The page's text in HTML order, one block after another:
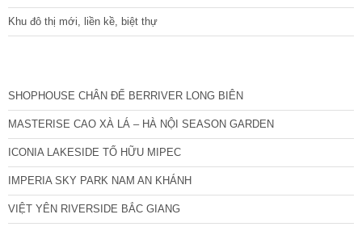
Khu đô thị mới, liền kề, biệt thự
SHOPHOUSE CHÂN ĐẾ BERRIVER LONG BIÊN
MASTERISE CAO XÀ LÁ – HÀ NỘI SEASON GARDEN
ICONIA LAKESIDE TỐ HỮU MIPEC
IMPERIA SKY PARK NAM AN KHÁNH
VIỆT YÊN RIVERSIDE BẮC GIANG